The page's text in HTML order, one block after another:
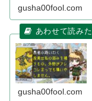
gusha00fool.com
gusha00fool.com